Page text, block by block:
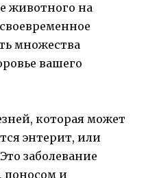
животного на
множества
вашего
которая может
энтерит, или
заболевание
поносом и